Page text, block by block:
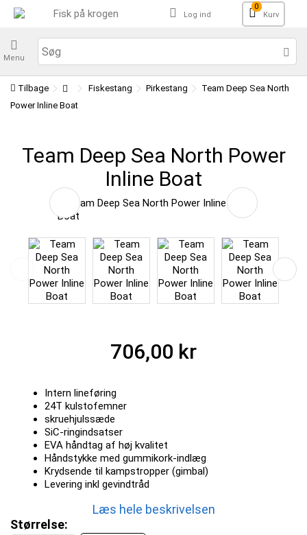
Log ind
0
Kurv
Menu
Tilbage Fiskestang Pirkestang
Team Deep Sea North
Power Inline Boat
Team Deep Sea North Power
Inline Boat
706,00 kr
Intern lineføring
24T kulstofemner
skruehjulssæde
SiC-ringindsatser
EVA håndtag af høj kvalitet
Håndstykke med gummikork-indlæg
Krydsende til kampstropper (gimbal)
Levering inkl gevindtråd
Læs hele beskrivelsen
Størrelse: